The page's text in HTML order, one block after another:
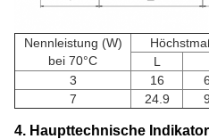
Nennleistung (W)
bei 70°C
L
3
16
7
24.9
4. Haupttechnische